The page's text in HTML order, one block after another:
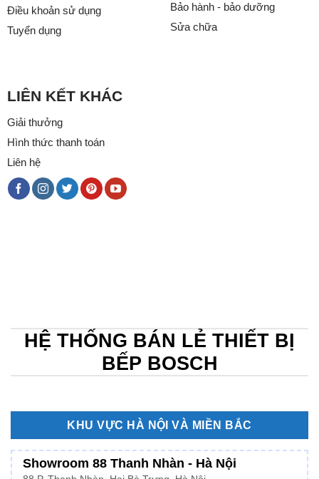
Điều khoản sử dụng
Tuyển dụng
Bảo hành - bảo dưỡng
Sửa chữa
LIÊN KẾT KHÁC
Giải thưởng
Hình thức thanh toán
Liên hệ
HỆ THỐNG BÁN LẺ THIẾT BỊ
BẾP BOSCH
KHU VỰC HÀ NỘI VÀ MIỀN BẮC
Showroom 88 Thanh Nhàn - Hà Nội